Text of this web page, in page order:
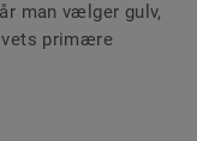
man vælger gulv,
primære